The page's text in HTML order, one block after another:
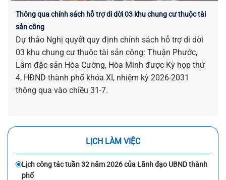
Thông qua chính sách hỗ trợ di dời 03 khu chung cư thuộc tài
sản công
Dự thảo Nghị quyết quy định chính sách hỗ trợ di dời
03 khu chung cư thuộc tài sản công: Thuận Phước,
Lâm đặc sản Hòa Cường, Hòa Minh được Kỳ họp thứ
4, HĐND thành phố khóa XI, nhiệm kỳ 2026-2031
thông qua vào chiều 31-7.
LỊCH LÀM VIỆC
Lịch công tác tuần 32 năm 2026 của Lãnh đạo UBND thành
phố